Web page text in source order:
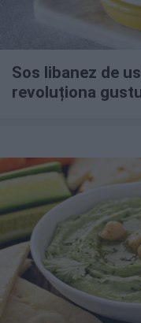
Sos libanez de
revoluționa